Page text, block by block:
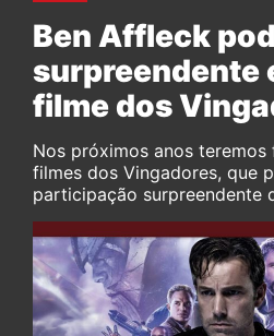
Ben Affleck
surpreendente
filme dos
Nos próximos anos teremos
filmes dos Vingadores, que
participação surpreendente